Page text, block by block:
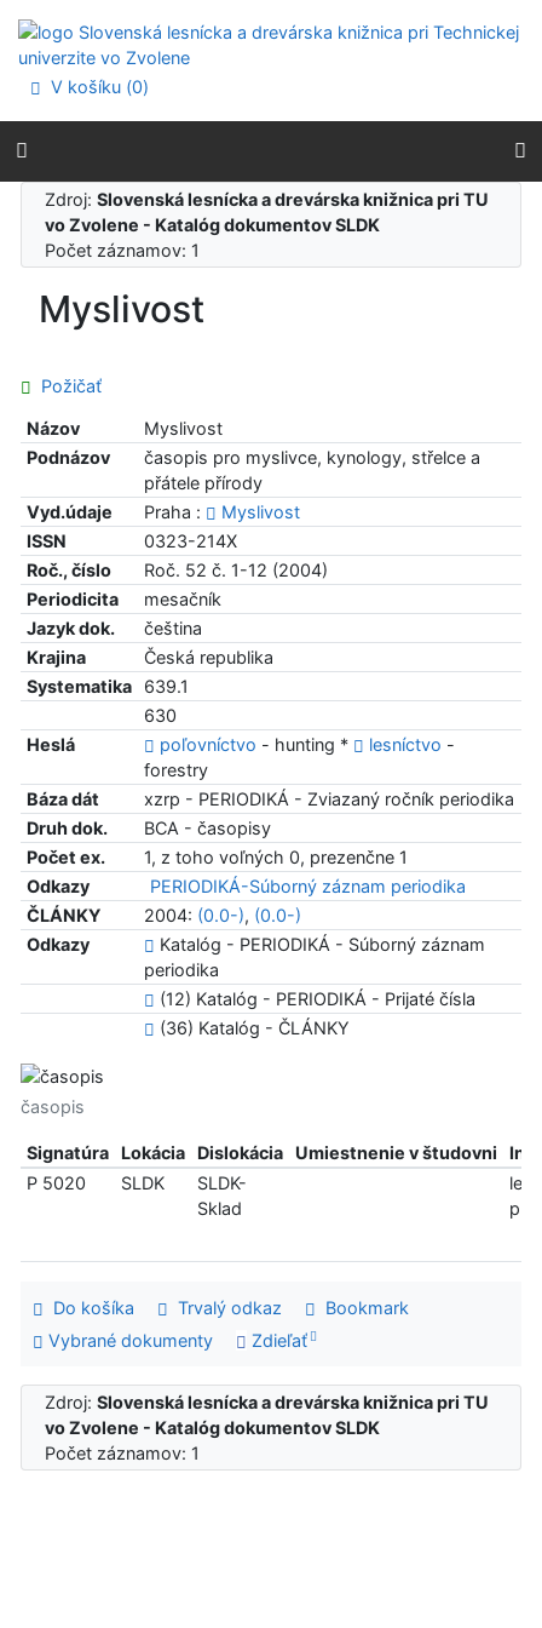
Prejsť na menu
Prehlásenie o webovej prístupnosti
V košíku (0)
Zdroj:Slovenská lesnícka a drevárska knižnica pri TU
vo Zvolene - Katalóg dokumentov SLDK
Počet záznamov: 1
Myslivost
Požičať
Názov
Myslivost
Podnázov
časopis pro myslivce, kynology, střelce a
přátele přírody
Vyd.údaje
Praha :
Myslivost
ISSN
0323-214X
Roč., číslo
Roč. 52 č. 1-12 (2004)
Periodicita
mesačník
Jazyk dok.
čeština
Krajina
Česká republika
Systematika
639.1
630
Heslá
poľovníctvo - hunting * lesníctvo -
forestry
Báza dát
xzrp - PERIODIKÁ - Zviazaný ročník periodika
Druh dok.
BCA - časopisy
Počet ex.
1, z toho voľných 0, prezenčne 1
Odkazy
PERIODIKÁ-Súborný záznam periodika
ČLÁNKY
2004: (0.0-), (0.0-)
Odkazy
Katalóg - PERIODIKÁ - Súborný záznam
periodika
(12) Katalóg - PERIODIKÁ - Prijaté čísla
(36) Katalóg - ČLÁNKY
časopis
Signatúra Lokácia Dislokácia Umiestnenie v študovni
Info
P 5020
SLDK
SLDK-
Sklad
len
Do košíka Trvalý odkaz
Bookmark
Vybrané dokumenty
Zdieľať
Zdroj:Slovenská lesnícka a drevárska knižnica pri TU
vo Zvolene - Katalóg dokumentov SLDK
Počet záznamov: 1